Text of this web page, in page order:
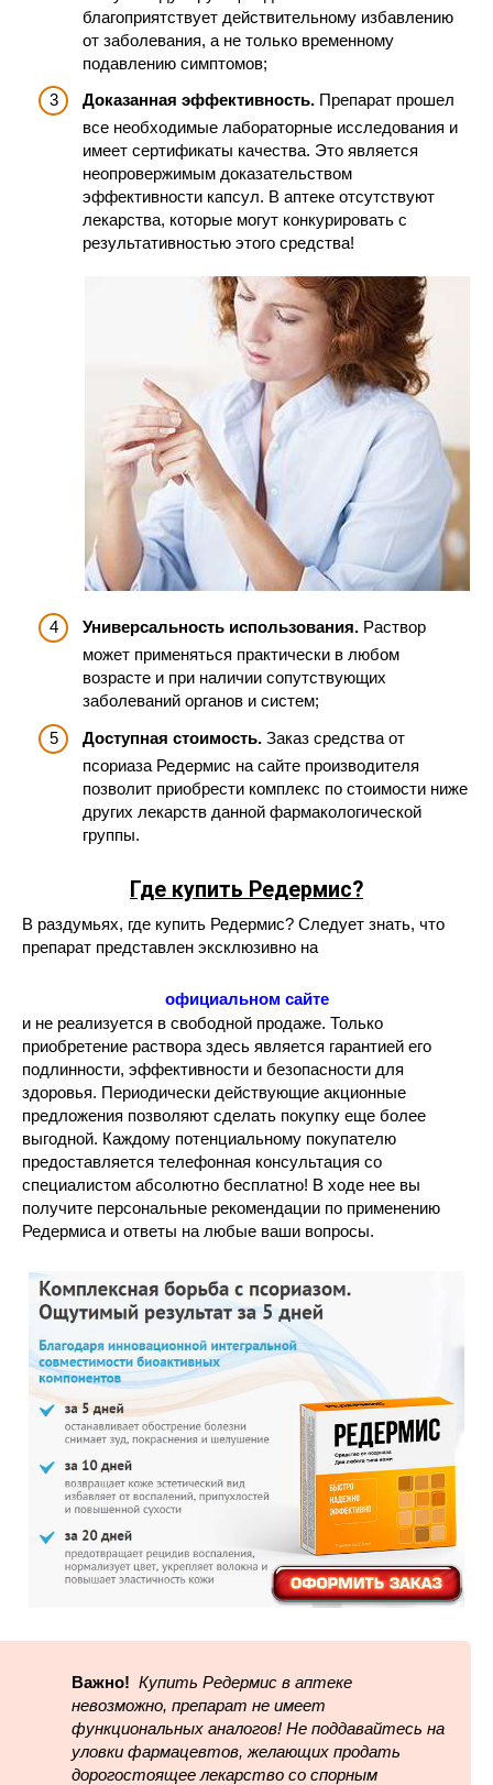
благоприятствует действительному избавлению
от заболевания, а не только временному
подавлению симптомов;
Доказанная эффективность. Препарат прошел
все необходимые лабораторные исследования и
имеет сертификаты качества. Это является
неопровержимым доказательством
эффективности капсул. В аптеке отсутствуют
лекарства, которые могут конкурировать с
результативностью этого средства!
Универсальность использования. Раствор
может применяться практически в любом
возрасте и при наличии сопутствующих
заболеваний органов и систем;
Доступная стоимость. Заказ средства от
псориаза Редермис на сайте производителя
позволит приобрести комплекс по стоимости ниже
других лекарств данной фармакологической
группы.
Где купить Редермис?
В раздумьях, где купить Редермис? Следует знать, что
препарат представлен эксклюзивно на
официальном сайте
и не реализуется в свободной продаже. Только
приобретение раствора здесь является гарантией его
подлинности, эффективности и безопасности для
здоровья. Периодически действующие акционные
предложения позволяют сделать покупку еще более
выгодной. Каждому потенциальному покупателю
предоставляется телефонная консультация со
специалистом абсолютно бесплатно! В ходе нее вы
получите персональные рекомендации по применению
Редермиса и ответы на любые ваши вопросы.
Важно! Купить Редермис в аптеке
невозможно, препарат не имеет
функциональных аналогов! Не поддавайтесь на
уловки фармацевтов, желающих продать
дорогостоящее лекарство со спорным